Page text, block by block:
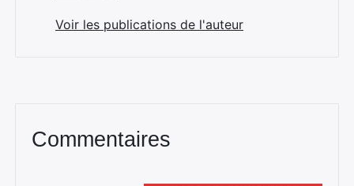
Voir les publications de l'auteur
Commentaires